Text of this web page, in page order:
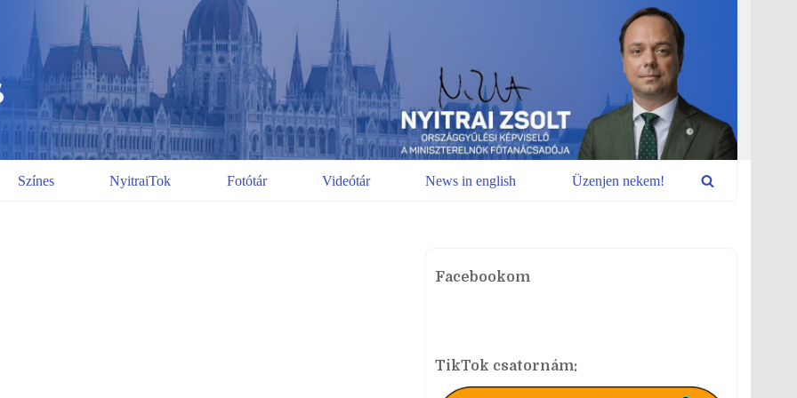
Színes NyitraiTok Fotótár Videótár News in english Üzenjen nekem!
Facebookom
TikTok csatornám: